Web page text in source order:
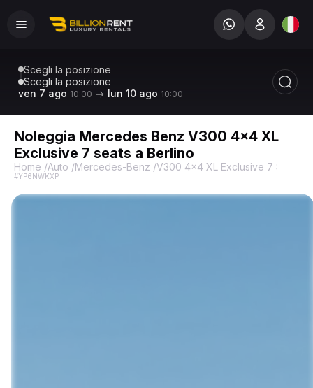
Scegli la posizione
Scegli la posizione
ven 7 ago 10:00 lun 10 ago 10:00
Noleggia Mercedes Benz V300 4x4 XL
Exclusive 7 seats a Berlino
Home /Auto /Mercedes-Benz /V300 4x4 XL Exclusive 7 Seats
#YP6NWKXP